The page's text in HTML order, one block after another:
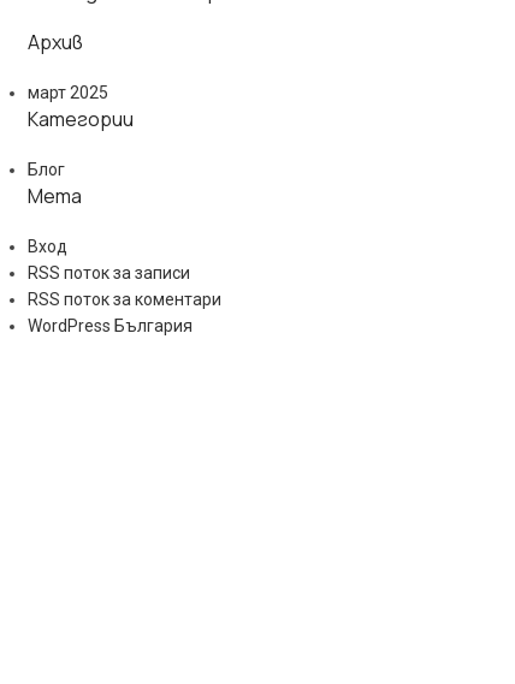
Архив
март 2025
Категории
Блог
Мета
Вход
RSS поток за записи
RSS поток за коментари
WordPress България